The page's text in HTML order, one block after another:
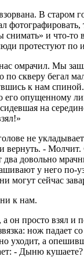
В старом
и что-
протестуют по
омрачил. Мы
скверу бегал
к нам
опущенному
на
не
вернуть. -
два довольно
у него по-
могут сейчас
к нам.
просто взял и
нож падает
уходит, а
- Дыню